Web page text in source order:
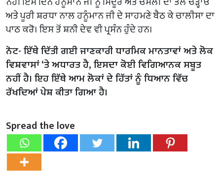
ਅਤੇ ਪੂਰੀ ਸ਼ਰਧਾ ਨਾਲ ਹਨੂੰਮਾਨ ਜੀ ਦੇ ਸਾਹਮਣੇ ਬੈਠ ਕੇ ਚਾਲੀਸਾ ਦਾ
ਪਾਠ ਕਰੋ। ਇਸ ਤੋਂ ਸ਼ਨੀ ਦੇਵ ਵੀ ਪ੍ਰਸੰਨ ਹੁੰਦੇ ਹਨ।
ਨੋਟ- ਇੱਥੇ ਦਿੱਤੀ ਗਈ ਜਾਣਕਾਰੀ ਧਾਰਮਿਕ ਮਾਨਤਾਵਾਂ ਅਤੇ ਲੋਕ
ਵਿਸ਼ਵਾਸਾਂ ‘ਤੇ ਅਧਾਰਤ ਹੈ, ਇਸਦਾ ਕੋਈ ਵਿਗਿਆਨਕ ਸਬੂਤ
ਨਹੀਂ ਹੈ। ਇਹ ਇੱਥੇ ਆਮ ਲੋਕਾਂ ਦੇ ਹਿੱਤਾਂ ਨੂੰ ਧਿਆਨ ਵਿੱਚ
ਰੱਖਦਿਆਂ ਪੇਸ਼ ਕੀਤਾ ਗਿਆ ਹੈ।
Spread the love